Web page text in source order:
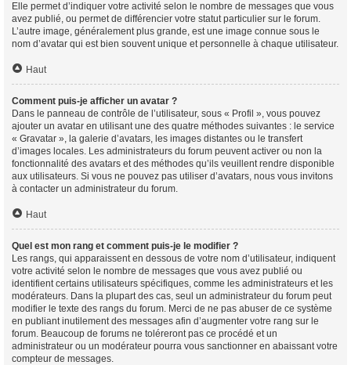
Elle permet d’indiquer votre activité selon le nombre de messages que vous
avez publié, ou permet de différencier votre statut particulier sur le forum.
L’autre image, généralement plus grande, est une image connue sous le
nom d’avatar qui est bien souvent unique et personnelle à chaque utilisateur.
Haut
Comment puis-je afficher un avatar ?
Dans le panneau de contrôle de l’utilisateur, sous « Profil », vous pouvez
ajouter un avatar en utilisant une des quatre méthodes suivantes : le service
« Gravatar », la galerie d’avatars, les images distantes ou le transfert
d’images locales. Les administrateurs du forum peuvent activer ou non la
fonctionnalité des avatars et des méthodes qu’ils veuillent rendre disponible
aux utilisateurs. Si vous ne pouvez pas utiliser d’avatars, nous vous invitons
à contacter un administrateur du forum.
Haut
Quel est mon rang et comment puis-je le modifier ?
Les rangs, qui apparaissent en dessous de votre nom d’utilisateur, indiquent
votre activité selon le nombre de messages que vous avez publié ou
identifient certains utilisateurs spécifiques, comme les administrateurs et les
modérateurs. Dans la plupart des cas, seul un administrateur du forum peut
modifier le texte des rangs du forum. Merci de ne pas abuser de ce système
en publiant inutilement des messages afin d’augmenter votre rang sur le
forum. Beaucoup de forums ne toléreront pas ce procédé et un
administrateur ou un modérateur pourra vous sanctionner en abaissant votre
compteur de messages.